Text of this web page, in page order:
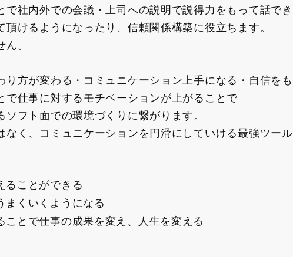
社内外での会議・上司への説明で説得力をもって話でき
けるようになったり、信頼関係構築に役立ちます。
。
方が変わる・コミュニケーション上手になる・自信をも
仕事に対するモチベーションが上がることで
フト面での環境づくりに繋がります。
く、コミュニケーションを円滑にしていける最強ツール
ることができる
まくいくようになる
とで仕事の成果を変え、人生を変える